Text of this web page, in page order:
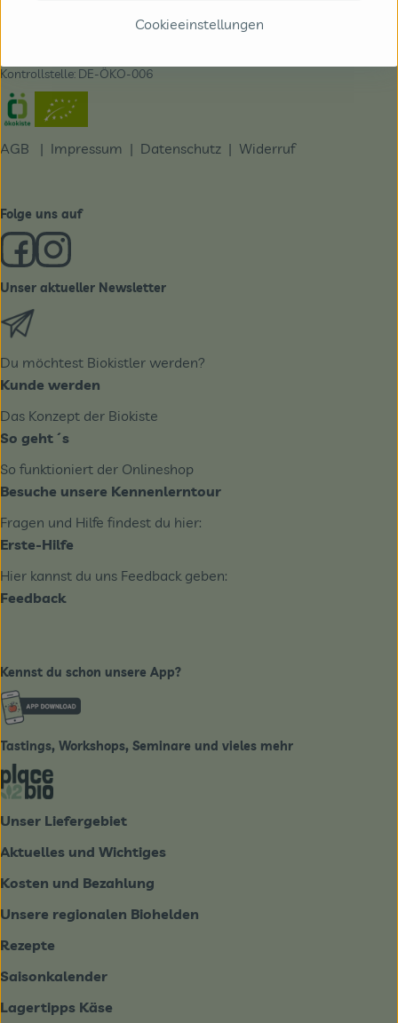
Donnerstag von 9-17 Uhr und Freitag von 9-15 Uhr
Kontrollstelle: DE-ÖKO-006
Externer Link zu https://www.oekokiste.de/
AGB | Impressum | Datenschutz | Widerruf
Folge uns auf
Externer Link zu https://www.facebook.com/derBiobote/
Externer Link zu https://www.instagram.com/
Unser aktueller Newsletter
Du möchtest Biokistler werden?
Kunde werden
Das Konzept der Biokiste
So geht´s
So funktioniert der Onlineshop
Besuche unsere Kennenlerntour
Fragen und Hilfe findest du hier:
Erste-Hilfe
Hier kannst du uns Feedback geben:
Feedback
Kennst du schon unsere App?
Externer Link zu https://www.biobote-
Tastings, Workshops, Seminare und vieles mehr
Externer Link zu https://place2bio.de/
Unser Liefergebiet
Aktuelles und Wichtiges
Kosten und Bezahlung
Unsere regionalen Biohelden
Rezepte
Saisonkalender
Lagertipps Käse
Cookieeinstellungen